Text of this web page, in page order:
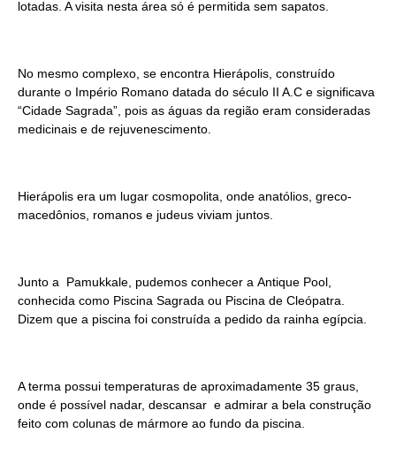
lotadas. A visita nesta área só é permitida sem sapatos.
No mesmo complexo, se encontra Hierápolis, construído
durante o Império Romano datada do século II A.C e significava
“Cidade Sagrada”, pois as águas da região eram consideradas
medicinais e de rejuvenescimento.
Hierápolis era um lugar cosmopolita, onde anatólios, greco-
macedônios, romanos e judeus viviam juntos.
Junto a Pamukkale, pudemos conhecer a Antique Pool,
conhecida como Piscina Sagrada ou Piscina de Cleópatra.
Dizem que a piscina foi construída a pedido da rainha egípcia.
A terma possui temperaturas de aproximadamente 35 graus,
onde é possível nadar, descansar e admirar a bela construção
feito com colunas de mármore ao fundo da piscina.